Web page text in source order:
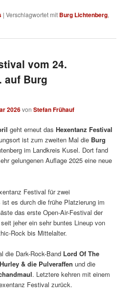
|Verschlagwortet mit Burg Lichtenberg,
vom 24.
auf Burg
2026vonStefan Frühauf
geht erneut dasHexentanz Festival
ist zum zweiten Mal die Burg
im Landkreis Kusel. Dort fand
gelungenen Auflage 2025 eine neue
Festival für zwei
es durch die frühe Platzierung im
das erste Open-Air-Festival der
jeher ein sehr buntes Lineup von
Rock bis Mittelalter.
die Dark-Rock-Band Lord Of The
& die Pulveraffen und die
. Letztere kehren mit einem
Festival zurück.